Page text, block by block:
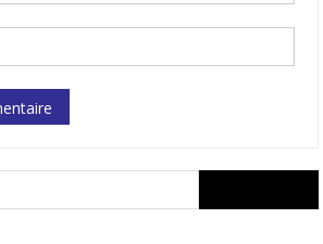
for: